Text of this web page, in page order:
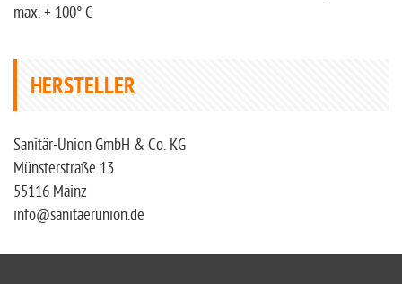
max. + 100° C
HERSTELLER
Sanitär-Union GmbH & Co. KG
Münsterstraße 13
55116 Mainz
info@sanitaerunion.de